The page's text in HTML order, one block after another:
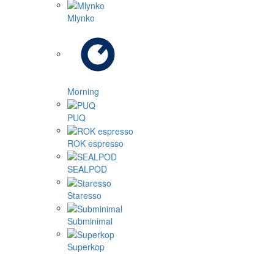
Mlynko
Morning
PUQ
ROK espresso
SEALPOD
Staresso
Subminimal
Superkop